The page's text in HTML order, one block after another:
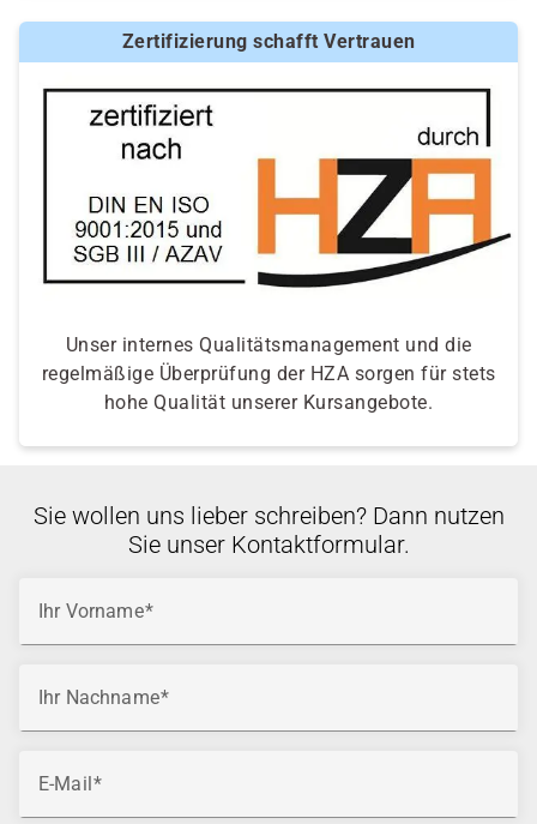
entscheidet der jeweilige Kostenträger nach einer
individuellen Prüfung Ihrer persönlichen
Zertifizierung schafft Vertrauen
Unser internes Qualitätsmanagement und die
regelmäßige Überprüfung der HZA sorgen für stets
hohe Qualität unserer Kursangebote.
Sie wollen uns lieber schreiben? Dann nutzen
Sie unser Kontaktformular.
Ihr Vorname
Ihr Nachname
E-Mail